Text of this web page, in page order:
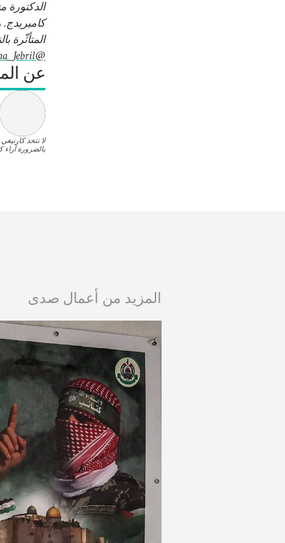
المتأثّرة
@Mona_Jebril
عن
لا تتخذ
بالضرورة آراء
المزيد من أعمال صدى